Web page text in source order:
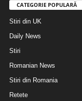
CATEGORIE POPULARĂ
Stiri din UK
Daily News
Stiri
Romanian News
Stiri din Romania
Retete